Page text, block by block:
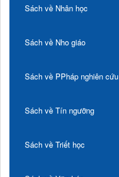
Sách về Nhân học
Sách về Nho giáo
Sách về PPháp nghiên cứu
Sách về Tín ngưỡng
Sách về Triết học